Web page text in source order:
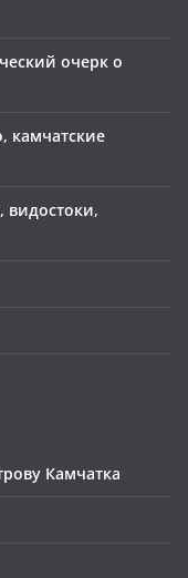
очерк о
камчатские
видостоки,
Камчатка